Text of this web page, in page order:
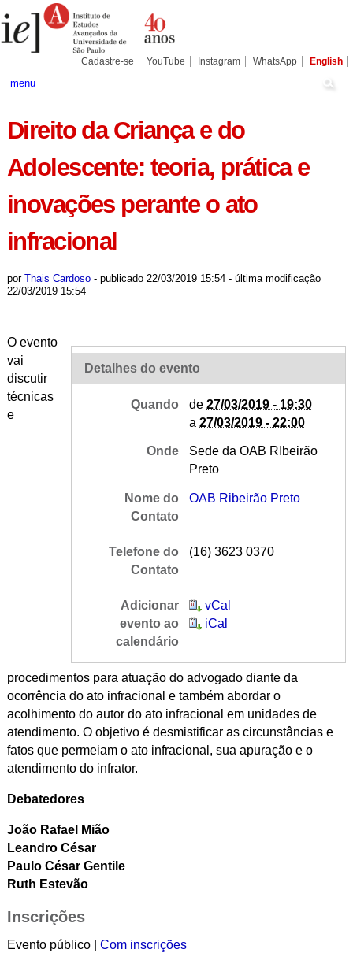
para
conteúdo.
Pessoais
Cadastre-se YouTube Instagram WhatsApp English
menu
Direito da Criança e do
Adolescente: teoria, prática e
inovações perante o ato
infracional
por Thais Cardoso - publicado22/03/2019 15:54 - última modificação
22/03/2019 15:54
Detalhes do evento
Quando de27/03/2019 - 19:30
a27/03/2019 - 22:00
Onde
Sede da OAB RIbeirão
Preto
Nome do
Contato
OAB Ribeirão Preto
Telefone do
Contato
(16) 3623 0370
Adicionar
evento ao
calendário
vCal
iCal
O evento
vai
discutir
técnicas
e
procedimentos para atuação do advogado diante da
ocorrência do ato infracional e também abordar o
acolhimento do autor do ato infracional em unidades de
atendimento. O objetivo é desmistificar as circunstâncias e
fatos que permeiam o ato infracional, sua apuração e o
atendimento do infrator.
Debatedores
João Rafael Mião
Leandro César
Paulo César Gentile
Ruth Estevão
Inscrições
Evento público | Com inscrições